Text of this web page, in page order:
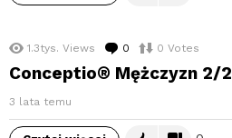
1.3tys. Views 0 komentarzy
0 Votes
Conceptio® Mężczyzn 2/2
3 lata temu